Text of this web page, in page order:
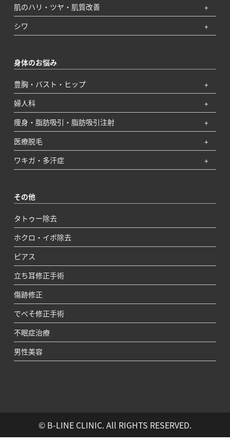
肌のハリ・ツヤ・肌質改善
シワ
身体のお悩み
豊胸・バスト・ヒップ
婦人科
痩身・脂肪吸引・脂肪吸引注射
医療脱毛
ワキガ・多汗症
その他
タトゥー除去
ホクロ・イボ除去
ピアス
立ち耳修正手術
傷跡修正
でべそ修正手術
不眠症治療
男性美容
© B-LINE CLINIC. All RIGHTS RESERVED.